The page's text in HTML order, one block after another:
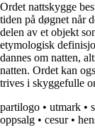
Ordet nattskygge
tiden på døgnet når
delen av et objekt
etymologisk
dannes om natten,
natten. Ordet kan
trives i skyggefulle
partilogo • utmark •
oppsalg • cesur•